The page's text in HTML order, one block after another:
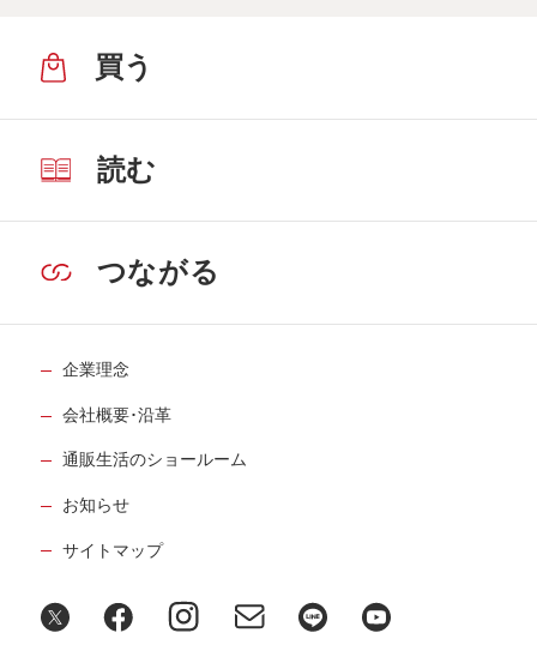
買う
読む
つながる
企業理念
会社概要･沿革
通販生活のショールーム
お知らせ
サイトマップ